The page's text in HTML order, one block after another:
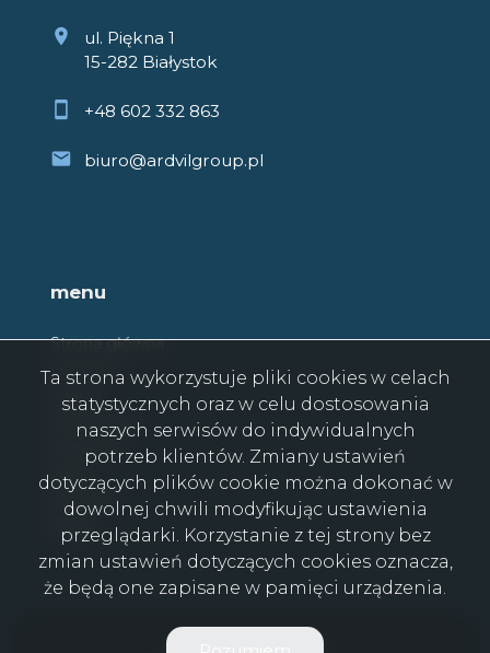
ul. Piękna 1
15-282 Białystok
+48 602 332 863
biuro@ardvilgroup.pl
menu
Strona główna
O firmie
Oferty
Zgłoszenia
Ulubione
Blog
Kontakt
Rodo
ARDVIL GROUP © 2026
Ta strona wykorzystuje pliki cookies w celach
statystycznych oraz w celu dostosowania
naszych serwisów do indywidualnych
potrzeb klientów. Zmiany ustawień
dotyczących plików cookie można dokonać w
dowolnej chwili modyfikując ustawienia
przeglądarki. Korzystanie z tej strony bez
zmian ustawień dotyczących cookies oznacza,
że będą one zapisane w pamięci urządzenia.